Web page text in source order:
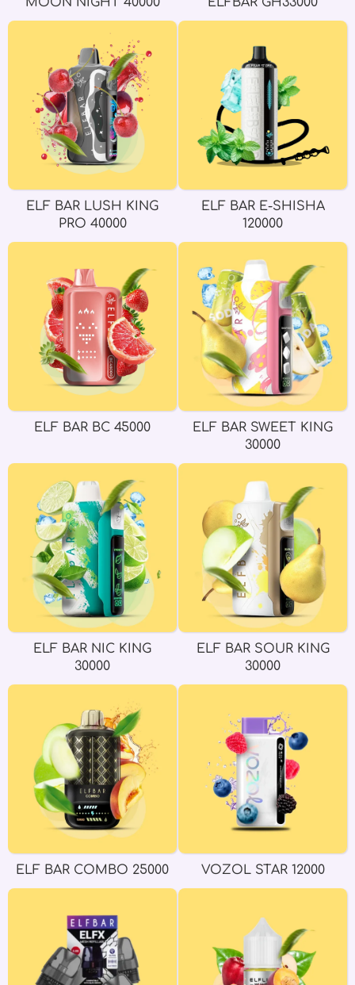
ELF BAR LUSH KING
PRO 40000
ELF BAR E-SHISHA
120000
ELF BAR BC 45000
ELF BAR SWEET KING
30000
ELF BAR NIC KING
30000
ELF BAR SOUR KING
30000
ELF BAR COMBO 25000 VOZOL STAR 12000